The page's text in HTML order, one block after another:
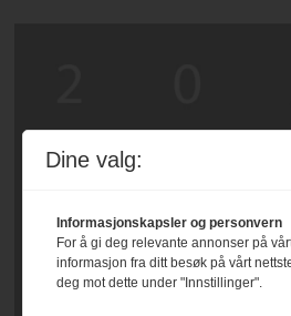
Dine valg:
Informasjonskapsler og personvern
For å gi deg relevante annonser på
informasjon fra ditt besøk på vårt
deg mot dette under "Innstillinger".